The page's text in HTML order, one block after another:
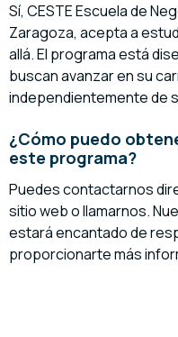
Sí, CESTE Escuela de
Zaragoza, acepta a
allá. El programa está
buscan avanzar en su
independientemente de
¿Cómo puedo
este programa?
Puedes contactarnos
sitio web o llamarnos.
estará encantado de
proporcionarte más